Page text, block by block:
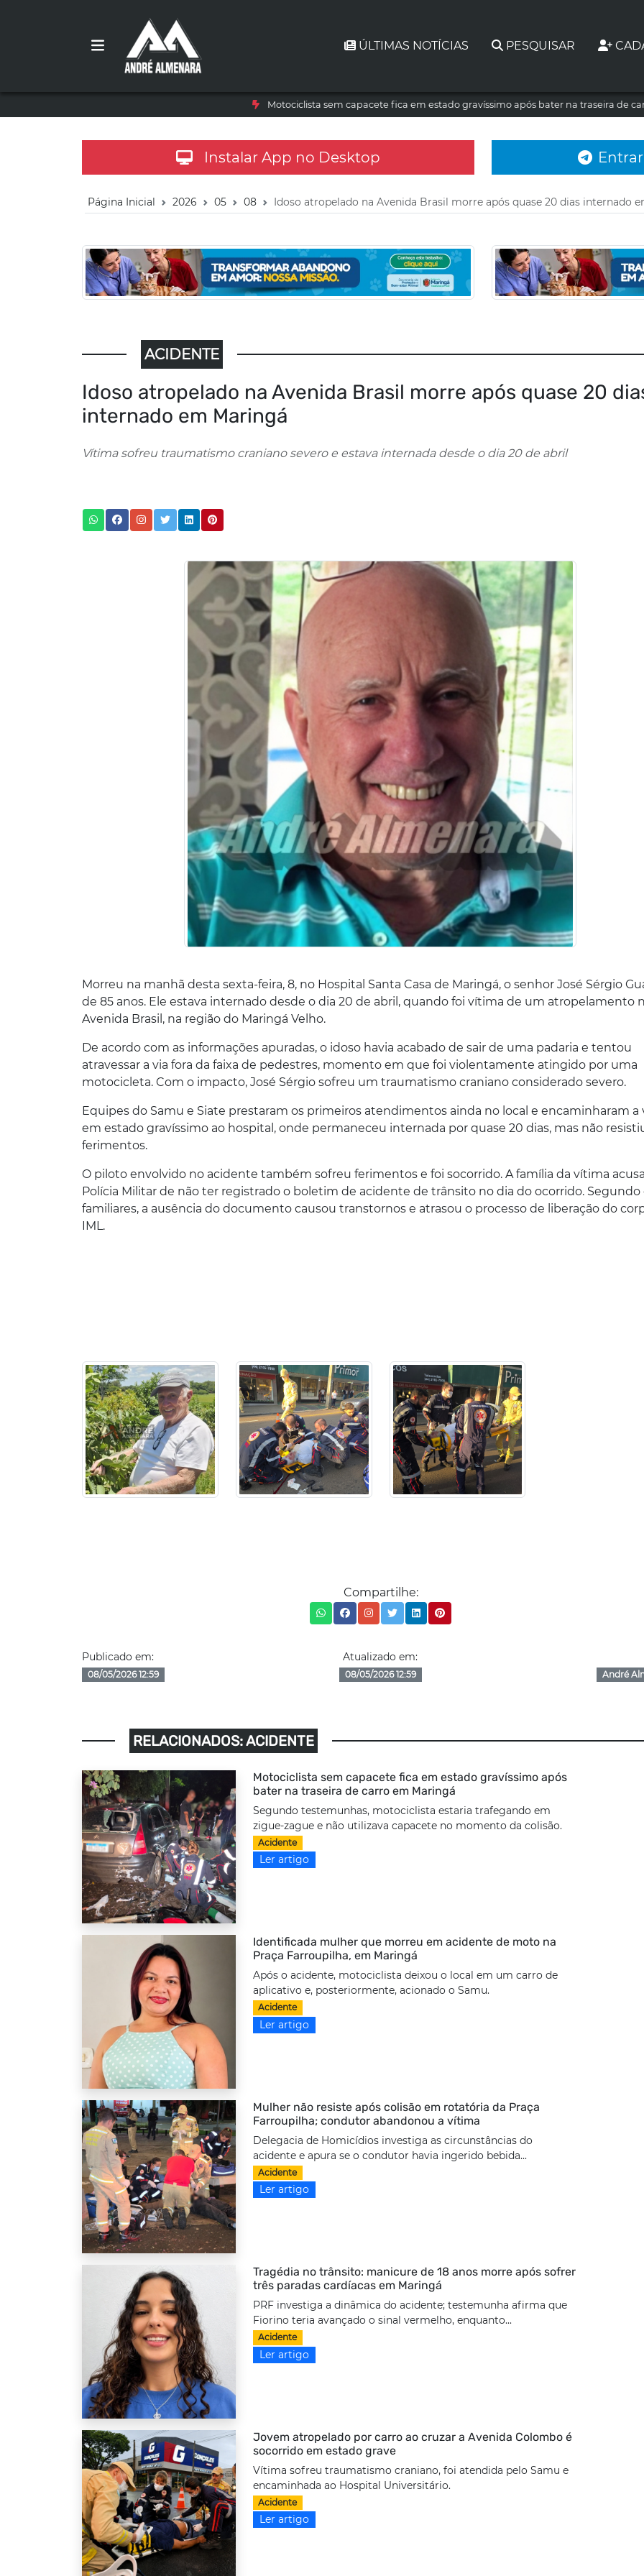
ÚLTIMAS NOTÍCIAS PESQUISAR
Motociclista sem capacete fica em estado gravíssimo após bater na traseira de
Instalar App no Desktop
Página Inicial 2026 05 08 Idoso atropelado na Avenida Brasil morre após quase 20 dias internado
ACIDENTE
Idoso atropelado na Avenida Brasil morre após quase 20
internado em Maringá
Vítima sofreu traumatismo craniano severo e estava internada desde o dia 20 de abril
Morreu na manhã desta sexta-feira, 8, no Hospital Santa Casa de Maringá, o senhor José Sérgio
de 85 anos. Ele estava internado desde o dia 20 de abril, quando foi vítima de um atropelamento
Avenida Brasil, na região do Maringá Velho.
De acordo com as informações apuradas, o idoso havia acabado de sair de uma padaria e tentou
atravessar a via fora da faixa de pedestres, momento em que foi violentamente atingido por uma
motocicleta. Com o impacto, José Sérgio sofreu um traumatismo craniano considerado severo.
Equipes do Samu e Siate prestaram os primeiros atendimentos ainda no local e encaminharam a
em estado gravíssimo ao hospital, onde permaneceu internada por quase 20 dias, mas não
ferimentos.
O piloto envolvido no acidente também sofreu ferimentos e foi socorrido. A família da vítima
Polícia Militar de não ter registrado o boletim de acidente de trânsito no dia do ocorrido. Segundo
familiares, a ausência do documento causou transtornos e atrasou o processo de liberação do
IML.
Compartilhe:
Publicado em:
08/05/2026 12:59
Atualizado em:
08/05/2026 12:59 André
RELACIONADOS: ACIDENTE
Motociclista sem capacete fica em estado gravíssimo após
bater na traseira de carro em Maringá
Segundo testemunhas, motociclista estaria trafegando em
zigue-zague e não utilizava capacete no momento da colisão.
Acidente
Ler artigo
Identificada mulher que morreu em acidente de moto na
Praça Farroupilha, em Maringá
Após o acidente, motociclista deixou o local em um carro de
aplicativo e, posteriormente, acionado o Samu.
Acidente
Ler artigo
Mulher não resiste após colisão em rotatória da Praça
Farroupilha; condutor abandonou a vítima
Delegacia de Homicídios investiga as circunstâncias do
acidente e apura se o condutor havia ingerido bebida...
Acidente
Ler artigo
Tragédia no trânsito: manicure de 18 anos morre após sofrer
três paradas cardíacas em Maringá
PRF investiga a dinâmica do acidente; testemunha afirma que
Fiorino teria avançado o sinal vermelho, enquanto...
Acidente
Ler artigo
Jovem atropelado por carro ao cruzar a Avenida Colombo é
socorrido em estado grave
Vítima sofreu traumatismo craniano, foi atendida pelo Samu e
encaminhada ao Hospital Universitário.
Acidente
Ler artigo